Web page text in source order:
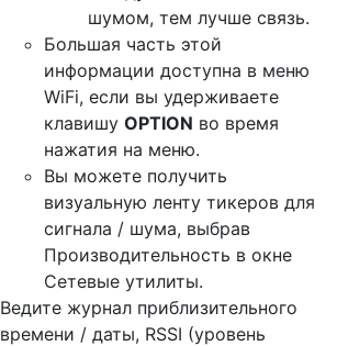
шумом, тем лучше связь.
Большая часть этой
информации доступна в меню
WiFi, если вы удерживаете
клавишу OPTION во время
нажатия на меню.
Вы можете получить
визуальную ленту тикеров для
сигнала / шума, выбрав
Производительность в окне
Сетевые утилиты.
Ведите журнал приблизительного
времени / даты, RSSI (уровень